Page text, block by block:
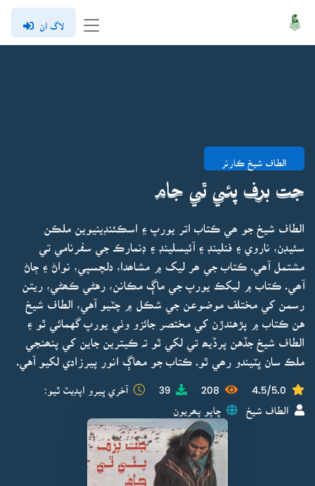
لاگ ان
الطاف شيخ ڪارنر
جت برف پئي ٿي جام
الطاف شيخ جو ھي ڪتاب اتر يورپ ۽ اسڪئنڊينيوين ملڪن
سئيڊن، ناروي ۽ فنلينڊ ۽ آئيسلينڊ ۽ ڊنمارڪ جي سفرنامي تي
مشتمل آھي. ڪتاب جي ھر ليک ۾ مشاھدا، دلچسپي، نواڻ ۽ ڄاڻ
آھي. ڪتاب ۾ ليکڪ يورپ جي ماڳ مڪانن، رهڻي ڪھڻي، ريتن
رسمن کي مختلف موضوعن جي شڪل ۾ چٽيو آهي، الطاف شيخ
هن ڪتاب ۾ پڙهندڙن کي مختصر جائزو وٺي يورپ گهمائي ٿو ۽
الطاف شيخ جڏهن پرڏيھ تي لکي ٿو تہ ڪيترين جاين کي پنھنجي
ملڪ سان ڀٽيندو رھي ٿو. ڪتاب جو مھاڳ انور پيرزادي لکيو آهي.
4.5/5.0
208
39 آخري ڀيرو اپڊيٽ ٿيو:
الطاف شيخ ڇاپو پھريون